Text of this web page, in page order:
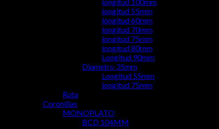
longitud 55mm
longitud 60mm
longitud 70mm
longitud 75mm
longitud 80mm
Longitud 90mm
Diametro 35mm
Longitud 55mm
longitud 75mm
Ruta
Coronillas
MONOPLATO
BCD 104MM